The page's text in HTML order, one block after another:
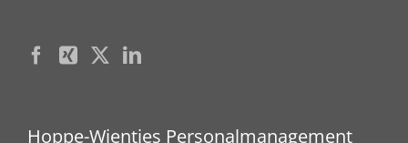
Hoppe-Wientjes Personalmanagement